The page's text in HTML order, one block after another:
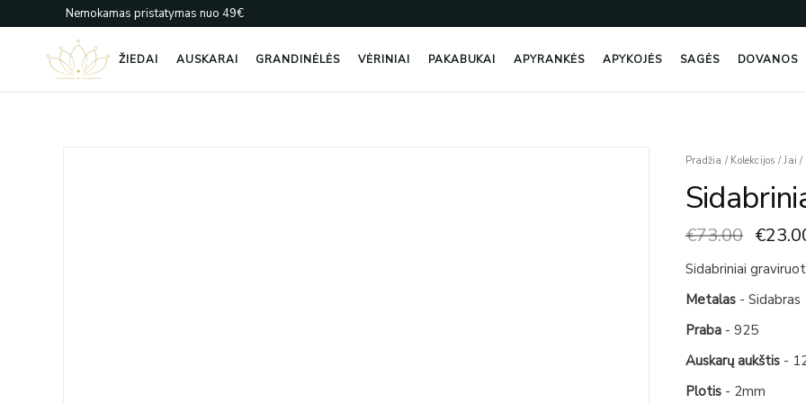
prie
Nemokamas pristatymas nuo 49€
ŽIEDAI AUSKARAI GRANDINĖLĖS VĖRINIAI PAKABUKAI APYRANKĖS APYKOJĖS SAGĖS DOVANOS
Pradžia / Kolekcijos / Jai /
€73.00
was:
€
Sidabriniai
Metalas- Sidabras
Praba- 925
Auskarų aukštis-
Plotis- 2mm
produkto
Sidabriniai